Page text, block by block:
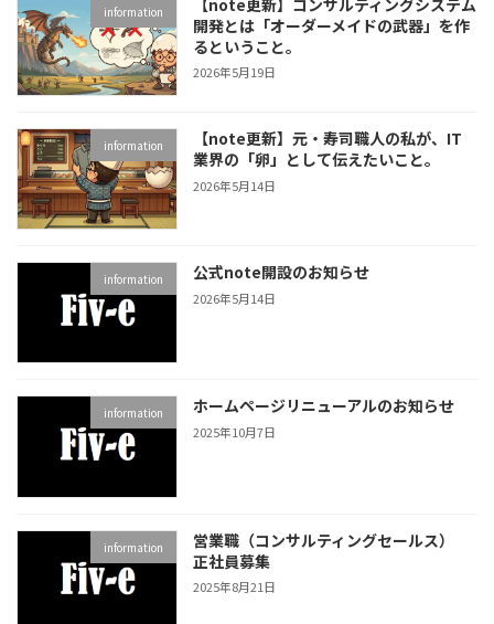
information
開発とは「オーダーメイドの武器」を作
るということ。
2026年5月19日
information
【note更新】元・寿司職人の私が、IT
業界の「卵」として伝えたいこと。
2026年5月14日
information 公式note開設のお知らせ
2026年5月14日
information ホームページリニューアルのお知らせ
2025年10月7日
information
営業職（コンサルティングセールス）
正社員募集
2025年8月21日